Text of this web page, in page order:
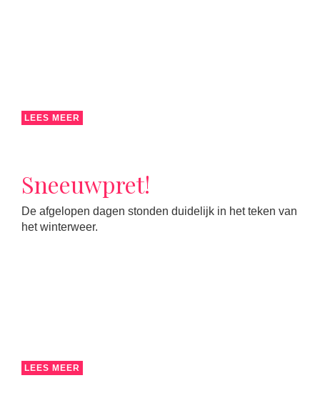
LEES MEER
Sneeuwpret!
De afgelopen dagen stonden duidelijk in het teken van
het winterweer.
LEES MEER